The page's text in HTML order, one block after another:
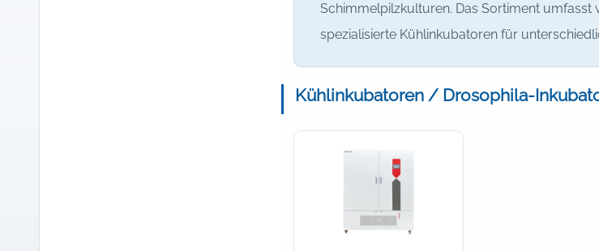
Schimmelpilzkulturen. Das Sortiment
spezialisierte Kühlinkubatoren für
Kühlinkubatoren / Drosophila-